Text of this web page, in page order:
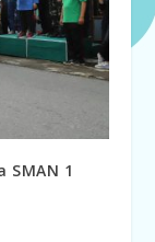
SMAN 1